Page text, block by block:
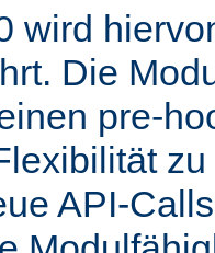
wird
Die
pre-
API-